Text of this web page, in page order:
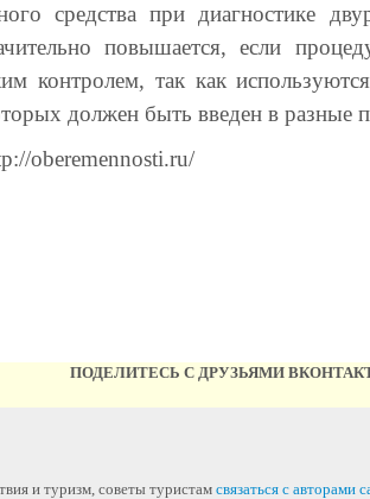
средства при диагностике
повышается, если
контролем, так как
должен быть введен в разные
oberemennosti.ru/
ПОДЕЛИТЕСЬ С ДРУЗЬЯМИ
и туризм, советы туристам связаться с авторами